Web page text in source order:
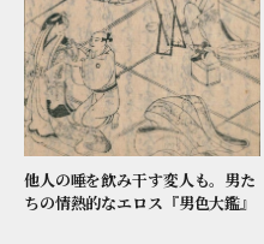
他人の唾を飲み干す変人も。男た
ちの情熱的なエロス『男色大鑑』